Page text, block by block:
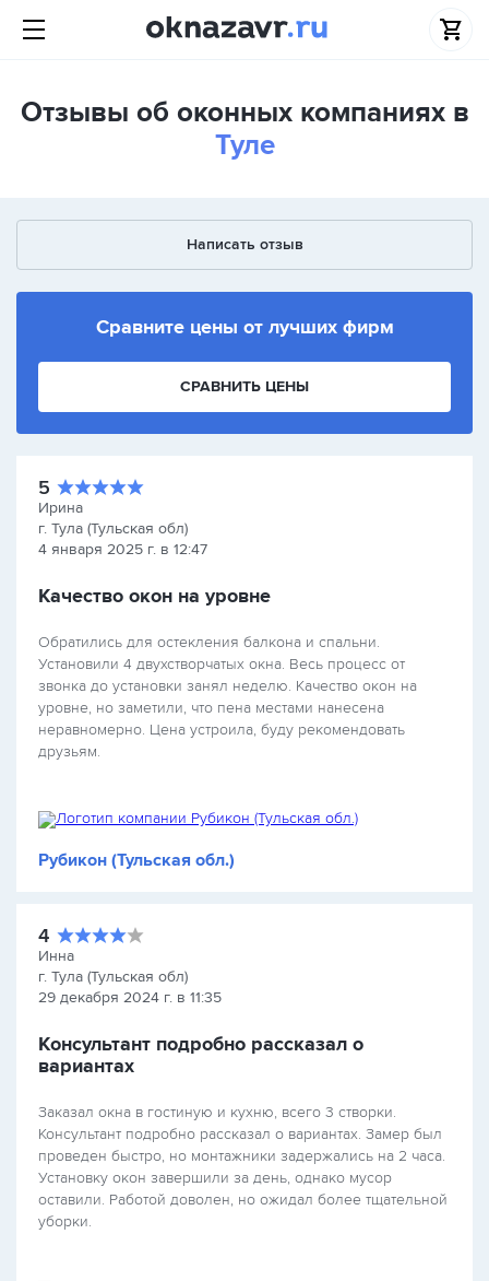
Отзывы об оконных компаниях в
Туле
Написать отзыв
Сравните цены от лучших фирм
СРАВНИТЬ ЦЕНЫ
5
Ирина
г. Тула (Тульская обл)
4 января 2025 г. в 12:47
Качество окон на уровне
Обратились для остекления балкона и спальни.
Установили 4 двухстворчатых окна. Весь процесс от
звонка до установки занял неделю. Качество окон на
уровне, но заметили, что пена местами нанесена
неравномерно. Цена устроила, буду рекомендовать
друзьям.
Рубикон (Тульская обл.)
4
Инна
г. Тула (Тульская обл)
29 декабря 2024 г. в 11:35
Консультант подробно рассказал о
вариантах
Заказал окна в гостиную и кухню, всего 3 створки.
Консультант подробно рассказал о вариантах. Замер был
проведен быстро, но монтажники задержались на 2 часа.
Установку окон завершили за день, однако мусор
оставили. Работой доволен, но ожидал более тщательной
уборки.